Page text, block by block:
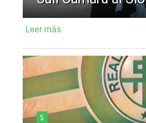
Leer más
5